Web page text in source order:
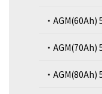
・
・
・